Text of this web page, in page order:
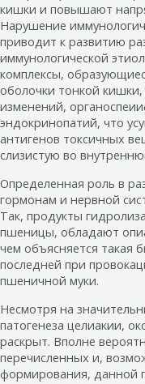
кишки и повышают
Нарушение
приводит к развитию
иммунологической
комплексы,
оболочки тонкой
изменений,
эндокринопатий, что
антигенов токсичных
слизистую во
Определенная роль в
гормонам и нервной
Так, продукты
пшеницы, обладают
чем объясняется такая
последней при
пшеничной муки.
Несмотря на
патогенеза целиакии,
раскрыт. Вполне
перечисленных и,
формирования, данной